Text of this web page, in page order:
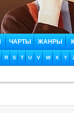
ЧАРТЫ ЖАНРЫ
R S T U V W X Y